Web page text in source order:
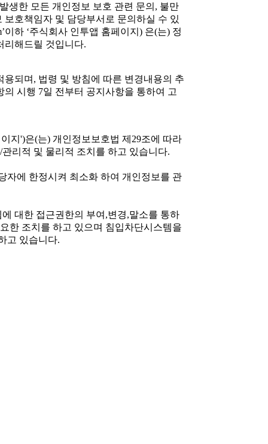
생한 모든 개인정보 보호 관련 문의, 불만
호책임자 및 담당부서로 문의하실 수 있
이하 ‘주식회사 인투앱 홈페이지) 은(는) 정
리해드릴 것입니다.
되며, 법령 및 방침에 따른 변경내용의 추
시행 7일 전부터 공지사항을 통하여 고
지')은(는) 개인정보보호법 제29조에 따라
리적 및 물리적 조치를 하고 있습니다.
자에 한정시켜 최소화 하여 개인정보를 관
대한 접근권한의 부여,변경,말소를 통하
한 조치를 하고 있으며 침입차단시스템을
고 있습니다.